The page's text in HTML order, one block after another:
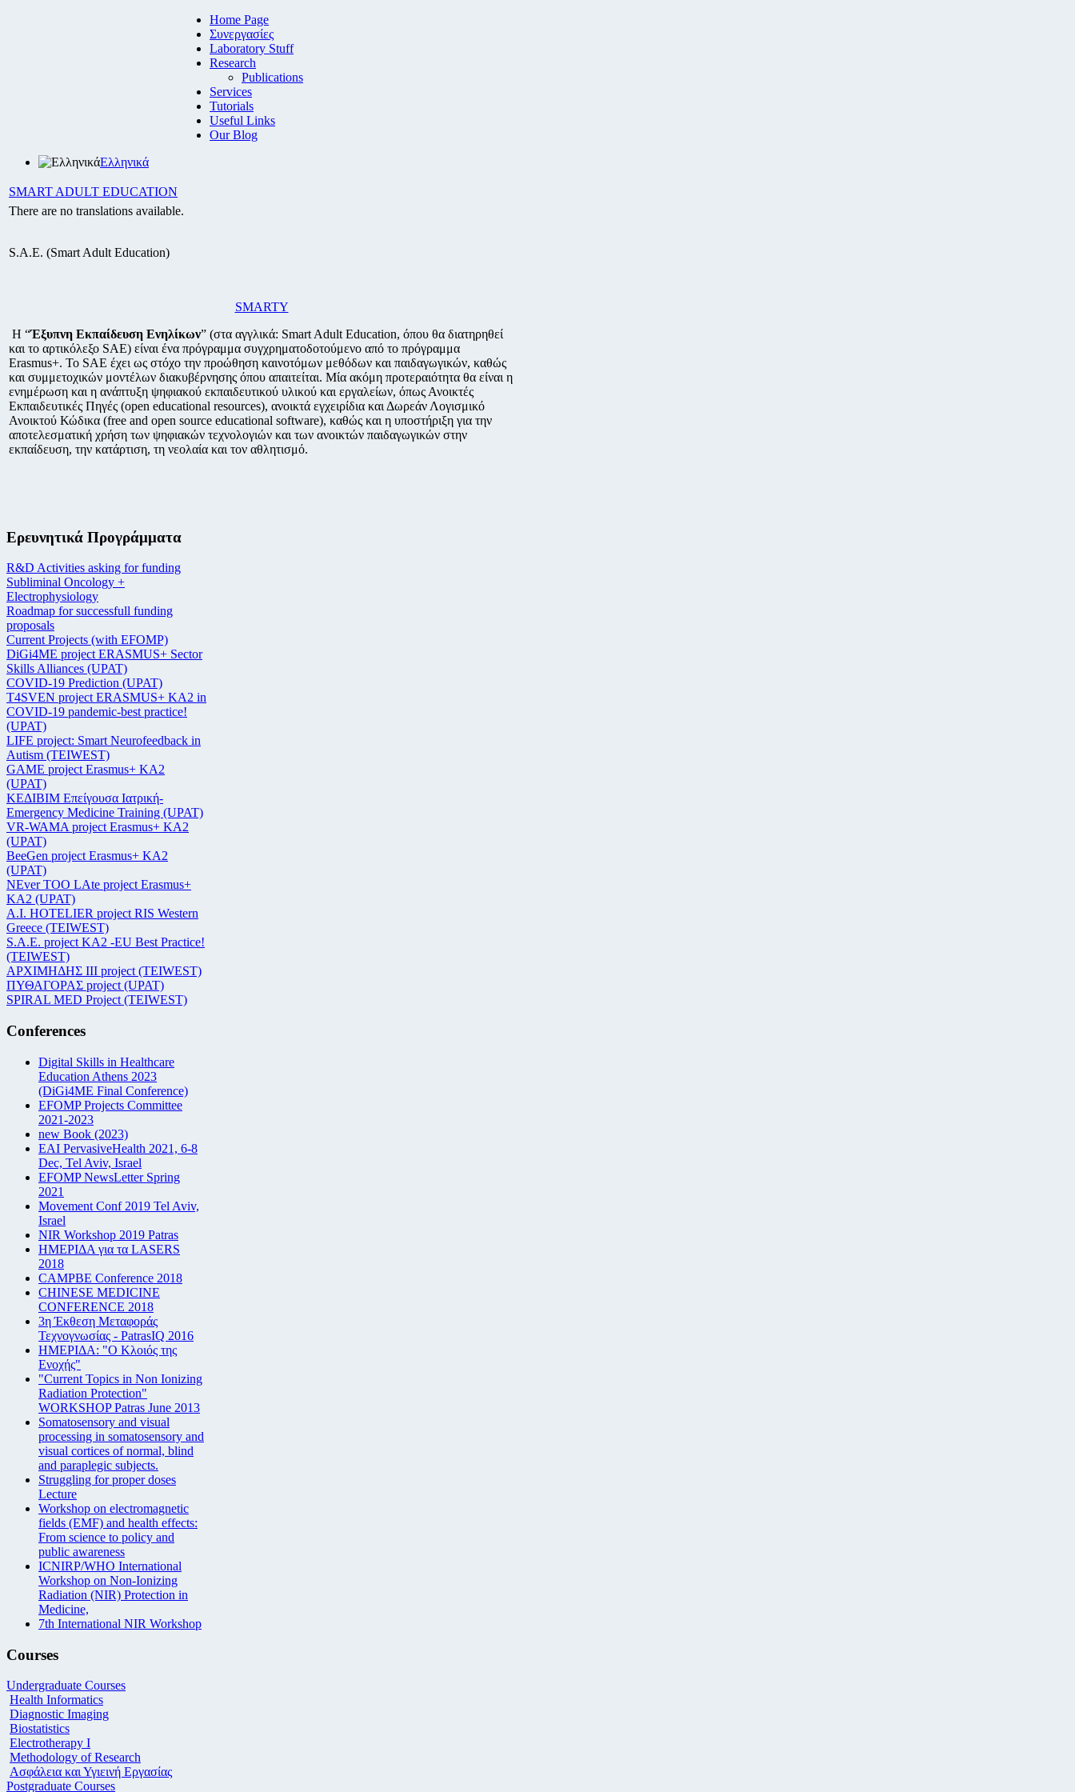
Home Page
Συνεργασίες
Laboratory Stuff
Research
Publications
Services
Tutorials
Useful Links
Our Blog
Ελληνικά
SMART ADULT EDUCATION
There are no translations available.
S.A.E. (Smart Adult Education)
SMARTY
Η “Έξυπνη Εκπαίδευση Ενηλίκων” (στα αγγλικά: Smart Adult Education, όπου θα διατηρηθεί
και το αρτικόλεξο SAE) είναι ένα πρόγραμμα συγχρηματοδοτούμενο από το πρόγραμμα
Erasmus+. Το SAE έχει ως στόχο την προώθηση καινοτόμων μεθόδων και παιδαγωγικών, καθώς
και συμμετοχικών μοντέλων διακυβέρνησης όπου απαιτείται. Μία ακόμη προτεραιότητα θα είναι η
ενημέρωση και η ανάπτυξη ψηφιακού εκπαιδευτικού υλικού και εργαλείων, όπως Ανοικτές
Εκπαιδευτικές Πηγές (open educational resources), ανοικτά εγχειρίδια και Δωρεάν Λογισμικό
Ανοικτού Κώδικα (free and open source educational software), καθώς και η υποστήριξη για την
αποτελεσματική χρήση των ψηφιακών τεχνολογιών και των ανοικτών παιδαγωγικών στην
εκπαίδευση, την κατάρτιση, τη νεολαία και τον αθλητισμό.
Ερευνητικά Προγράμματα
R&D Activities asking for funding
Subliminal Oncology +
Electrophysiology
Roadmap for successfull funding
proposals
Current Projects (with EFOMP)
DiGi4ME project ERASMUS+ Sector
Skills Alliances (UPAT)
COVID-19 Prediction (UPAT)
T4SVEN project ERASMUS+ KA2 in
COVID-19 pandemic-best practice!
(UPAT)
LIFE project: Smart Neurofeedback in
Autism (TEIWEST)
GAME project Erasmus+ KA2
(UPAT)
ΚΕΔΙΒΙΜ Επείγουσα Ιατρική-
Emergency Medicine Training (UPAT)
VR-WAMA project Erasmus+ KA2
(UPAT)
BeeGen project Erasmus+ KA2
(UPAT)
NEver TOO LAte project Erasmus+
KA2 (UPAT)
Α.Ι. HOTELIER project RIS Western
Greece (TEIWEST)
S.A.E. project KA2 -EU Best Practice!
(TEIWEST)
ΑΡΧΙΜΗΔΗΣ ΙΙΙ project (TEIWEST)
ΠΥΘΑΓΟΡΑΣ project (UPAT)
SPIRAL MED Project (TEIWEST)
Conferences
Digital Skills in Healthcare
Education Athens 2023
(DiGi4ME Final Conference)
EFOMP Projects Committee
2021-2023
new Book (2023)
EAI PervasiveHealth 2021, 6-8
Dec, Tel Aviv, Israel
EFOMP NewsLetter Spring
2021
Movement Conf 2019 Tel Aviv,
Israel
NIR Workshop 2019 Patras
ΗΜΕΡΙΔΑ για τα LASERS
2018
CAMPBE Conference 2018
CHINESE MEDICINE
CONFERENCE 2018
3η Έκθεση Μεταφοράς
Τεχνογνωσίας - PatrasIQ 2016
ΗΜΕΡΙΔΑ: "Ο Κλοιός της
Ενοχής"
"Current Topics in Non Ionizing
Radiation Protection"
WORKSHOP Patras June 2013
Somatosensory and visual
processing in somatosensory and
visual cortices of normal, blind
and paraplegic subjects.
Struggling for proper doses
Lecture
Workshop on electromagnetic
fields (EMF) and health effects:
From science to policy and
public awareness
ICNIRP/WHO International
Workshop on Non-Ionizing
Radiation (NIR) Protection in
Medicine,
7th International NIR Workshop
Courses
Undergraduate Courses
Health Informatics
Diagnostic Imaging
Biostatistics
Electrotherapy I
Methodology of Research
Ασφάλεια και Υγιεινή Εργασίας
Postgraduate Courses